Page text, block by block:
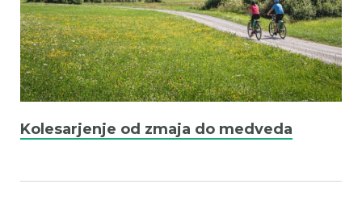
Kolesarjenje od zmaja do medveda